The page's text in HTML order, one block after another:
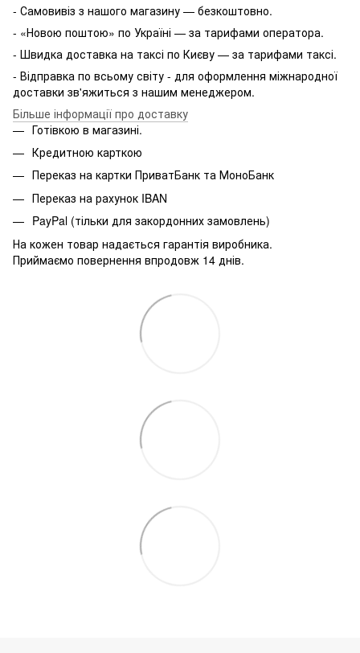
- Самовивіз з нашого магазину — безкоштовно.
- «Новою поштою» по Україні — за тарифами оператора.
- Швидка доставка на таксі по Києву — за тарифами таксі.
- Відправка по всьому світу - для оформлення міжнародної
доставки зв'яжиться з нашим менеджером.
Більше інформації про доставку
Готівкою в магазині.
Кредитною карткою
Переказ на картки ПриватБанк та МоноБанк
Переказ на рахунок IBAN
PayPal (тільки для закордонних замовлень)
На кожен товар надається гарантія виробника.
Приймаємо повернення впродовж 14 днів.